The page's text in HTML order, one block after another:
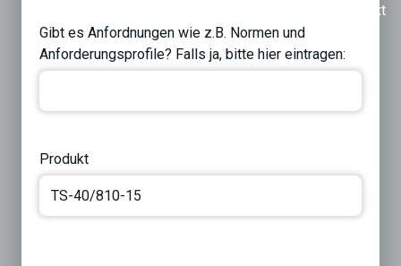
Next
Gibt es Anfordnungen wie z.B. Normen und
Anforderungsprofile? Falls ja, bitte hier eintragen:
Produkt